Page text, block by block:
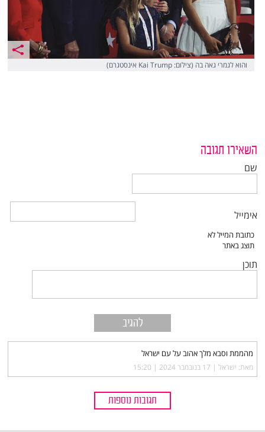
והוא לגמרי גאה בה (צילום: Kai Trump אינסטגרם)
השאירו תגובה
שם
אימייל
תוכן
מהממת וסבא מלך אהוב על עם ישראל
מאת: ישראל |‏ 17 בנובמבר 2024 | 15:20
תגובות נוספות